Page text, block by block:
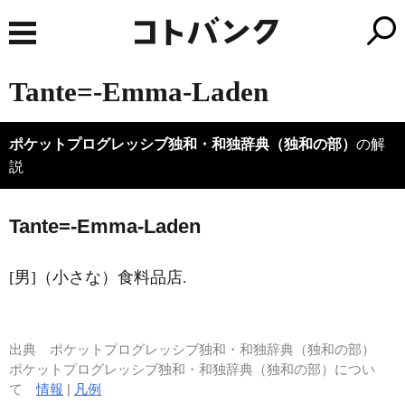
Tante=‐Emma‐Laden
ポケットプログレッシブ独和・和独辞典（独和の部） の解
説
Tante=‐Emma‐Laden
[男]（小さな）食料品店.
出典 ポケットプログレッシブ独和・和独辞典（独和の部）
ポケットプログレッシブ独和・和独辞典（独和の部）につい
て情報 | 凡例